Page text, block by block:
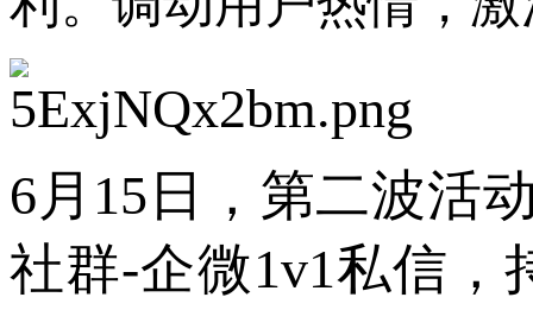
6月15日，第二波活
社群-企微1v1私信，